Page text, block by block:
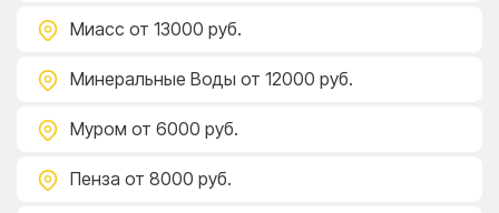
Миасс от 13000 руб.
Минеральные Воды от 12000 руб.
Муром от 6000 руб.
Пенза от 8000 руб.